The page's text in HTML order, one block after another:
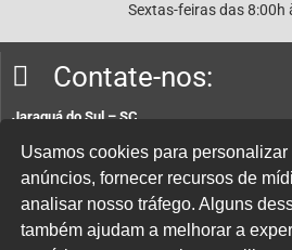
Sextas-feiras das 8:00h
Contate-nos:
Jaraguá do Sul – SC
Rua João Planincheck, 157, Nova Brasília –
E-mail:
Fone: (47) 3371-2100
Acesse nossa política de privacidade aqui.
Usamos cookies para
anúncios, fornecer recursos de
analisar nosso tráfego. Alguns
também ajudam a melhorar a